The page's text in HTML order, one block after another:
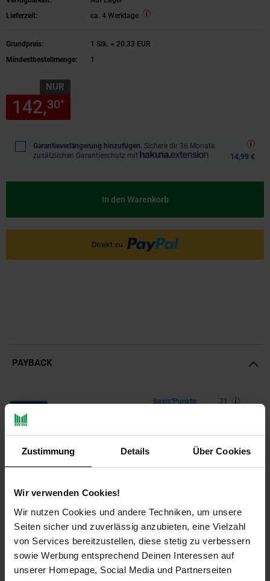
Zustimmung Details Über Cookies
Wir verwenden Cookies!
Wir nutzen Cookies und andere Techniken, um unsere
Seiten sicher und zuverlässig anzubieten, eine Vielzahl
von Services bereitzustellen, diese stetig zu verbessern
sowie Werbung entsprechend Deinen Interessen auf
unserer Homepage, Social Media und Partnerseiten
Lieferzeit:
ca. 4 Werktage
Grundpreis:
1 Stk. = 20.33 EUR
Mindestbestellmenge:
1
NUR
142,30*
Garantieverlängerung hinzufügen. Sichere dir 36 Monate
zusätzlichen Garantieschutz mit
14,99 €
In den Warenkorb
PAYBACK
Payback Punkte Basis°Punkte:
71
Vielseitige Teich Kokosmatte mit Pflanz-Taschen von
Aquagart – die perfekte Alternative für Gartenteich und
Ob als Abdeckung für die Gartenteichfolie oder
Erosionsschutz für Hänge und Böschungen, als Stütze für
Pflanzen oder Pflanztasche für Wasserpflanzen, unsere Kokos-